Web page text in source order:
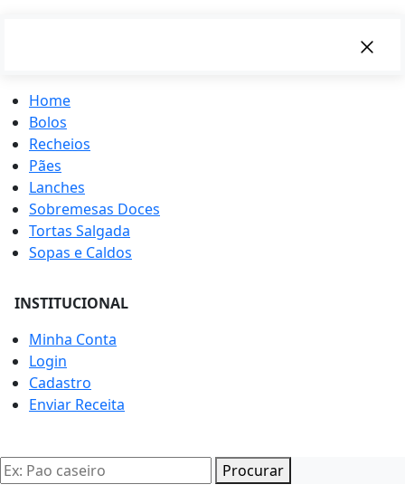
Home
Bolos
Recheios
Pães
Lanches
Sobremesas Doces
Tortas Salgada
Sopas e Caldos
INSTITUCIONAL
Minha Conta
Login
Cadastro
Enviar Receita
Procurar